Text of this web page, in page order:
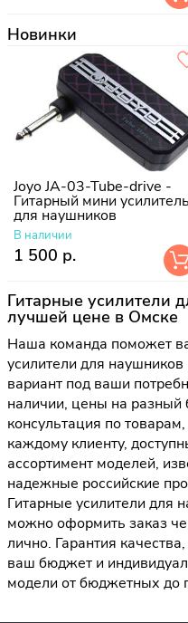
Новинки
Joyo JA-03-Tube-drive -
Гитарный мини усилитель
для наушников
В наличии
1 500 р.
Гитарные усилители
лучшей цене в Омске
Наша команда поможет
усилители для
вариант под ваши
наличии, цены на
консультация по
каждому клиенту,
ассортимент моделей,
надежные российские
Гитарные усилители для
можно оформить заказ
лично. Гарантия
ваш бюджет и
модели от бюджетных до